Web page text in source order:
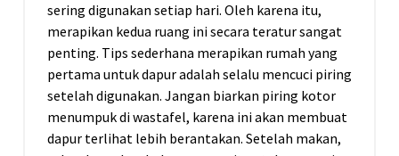
sering digunakan setiap hari. Oleh karena itu,
merapikan kedua ruang ini secara teratur sangat
penting. Tips sederhana merapikan rumah yang
pertama untuk dapur adalah selalu mencuci piring
setelah digunakan. Jangan biarkan piring kotor
menumpuk di wastafel, karena ini akan membuat
dapur terlihat lebih berantakan. Setelah makan,